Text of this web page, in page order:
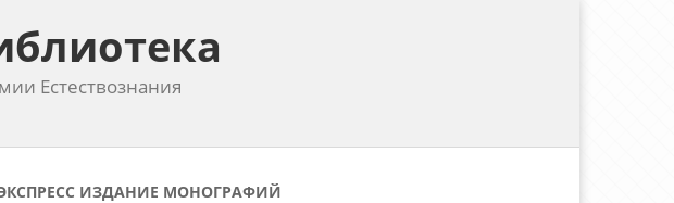
Естествознания
ИЗДАНИЕ МОНОГРАФИЙ